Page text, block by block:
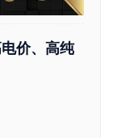
价、高纯